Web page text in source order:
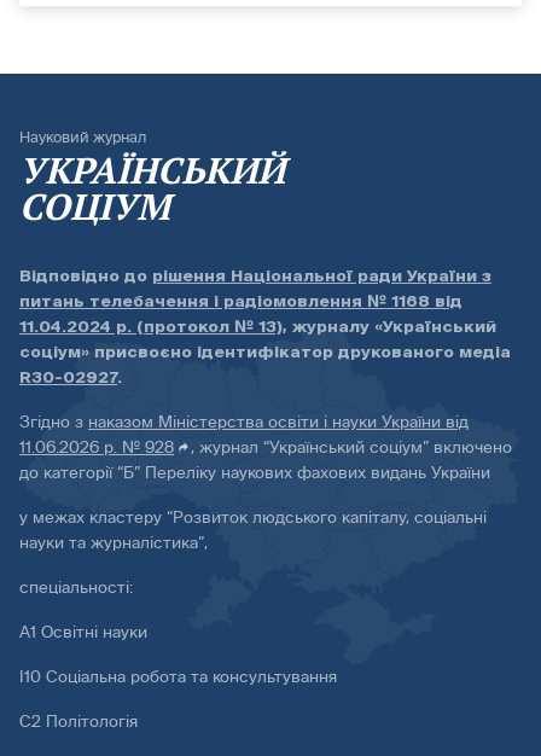
Науковий журнал
УКРАЇНСЬКИЙ
СОЦІУМ
Відповідно до рішення Національної ради України з
питань телебачення і радіомовлення № 1168 від
11.04.2024 р. (протокол № 13), журналу «Український
соціум» присвоєно ідентифікатор друкованого медіа
R30-02927.
Згідно з наказом Міністерства освіти і науки України від
11.06.2026 р. № 928
, журнал “Український соціум” включено
до категорії “Б” Переліку наукових фахових видань України
у межах кластеру “Розвиток людського капіталу, соціальні
науки та журналістика”,
спеціальності:
А1 Освітні науки
І10 Соціальна робота та консультування
С2 Політологія